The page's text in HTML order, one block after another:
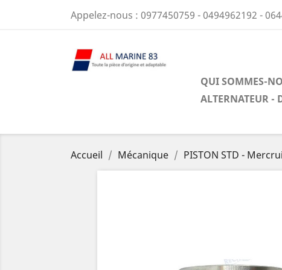
Appelez-nous : 0977450759 - 0494962192 -
QUI SOMMES-
ALTERNATEUR -
Accueil Mécanique PISTON STD -